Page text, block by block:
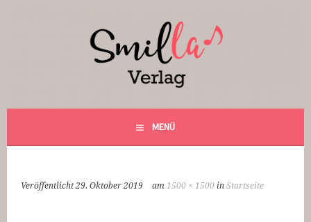
Smilla Verlag
24 Weihnachtsfantasien
MENÜ
Veröffentlicht29. Oktober 2019 am 1500 × 1500 inStartseite